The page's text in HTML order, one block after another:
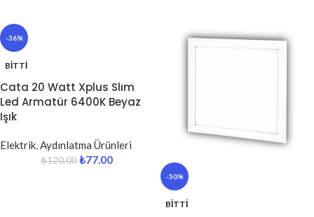
-36%
BITTI
Cata 20 Watt Xplus Slım
Led Armatür 6400K Beyaz
Işık
Elektrik Aydınlatma Ürünleri
₺120.00 ₺77.00
-50%
BITTI